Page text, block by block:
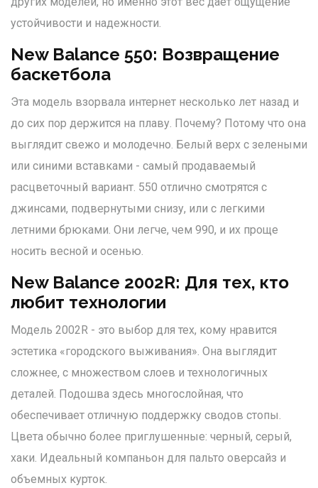
устойчивости и надежности.
New Balance 550: Возвращение
баскетбола
Эта модель взорвала интернет несколько лет назад и
до сих пор держится на плаву. Почему? Потому что она
выглядит свежо и молодечно. Белый верх с зелеными
или синими вставками - самый продаваемый
расцветочный вариант. 550 отлично смотрятся с
джинсами, подвернутыми снизу, или с легкими
летними брюками. Они легче, чем 990, и их проще
носить весной и осенью.
New Balance 2002R: Для тех, кто
любит технологии
Модель 2002R - это выбор для тех, кому нравится
эстетика «городского выживания». Она выглядит
сложнее, с множеством слоев и технологичных
деталей. Подошва здесь многослойная, что
обеспечивает отличную поддержку сводов стопы.
Цвета обычно более приглушенные: черный, серый,
хаки. Идеальный компаньон для пальто оверсайз и
объемных курток.